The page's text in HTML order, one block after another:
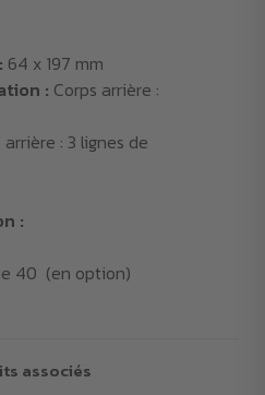
64 x 197 mm
: Corps arrière :
arrière : 3 lignes de
:
40 (en option)
associés